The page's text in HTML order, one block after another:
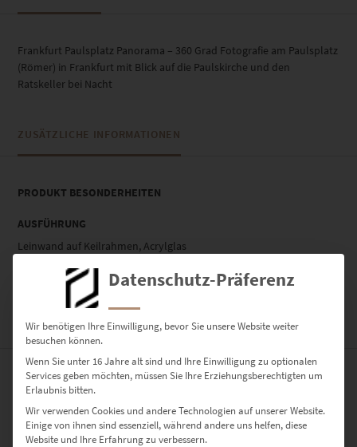
Frankfurt Paulsplatz Panorama – 360 Grad Fotografie am Paulsplatz
(Römer) in Frankfurt mit Blick auf die Paulskirche und den
Ratskeller bei Nacht
ZUSÄTZLICHE INFORMATIONEN
PRODUKT BESONDERHEITEN
AUSFÜHRUNG
Leinwand auf Keilrahmen, Acrylglas
60 x 20 cm, 90 x 30 cm, 120 x 40 cm, 150 x 50 cm
BEWERTUNGEN (0)
0 0Bewertungen
Datenschutz-Präferenz
Wir benötigen Ihre Einwilligung, bevor Sie unsere Website weiter
besuchen können.
Wenn Sie unter 16 Jahre alt sind und Ihre Einwilligung zu optionalen
Services geben möchten, müssen Sie Ihre Erziehungsberechtigten um
Erlaubnis bitten.
Wir verwenden Cookies und andere Technologien auf unserer Website.
Einige von ihnen sind essenziell, während andere uns helfen, diese
Website und Ihre Erfahrung zu verbessern.